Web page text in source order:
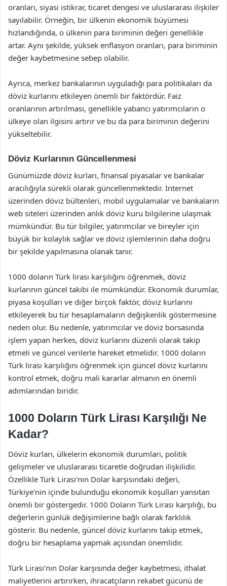
oranları, siyasi istikrar, ticaret dengesi ve uluslararası ilişkiler
sayılabilir. Örneğin, bir ülkenin ekonomik büyümesi
hızlandığında, o ülkenin para biriminin değeri genellikle
artar. Aynı şekilde, yüksek enflasyon oranları, para biriminin
değer kaybetmesine sebep olabilir.
Ayrıca, merkez bankalarının uyguladığı para politikaları da
döviz kurlarını etkileyen önemli bir faktördür. Faiz
oranlarının artırılması, genellikle yabancı yatırımcıların o
ülkeye olan ilgisini artırır ve bu da para biriminin değerini
yükseltebilir.
Döviz Kurlarının Güncellenmesi
Günümüzde döviz kurları, finansal piyasalar ve bankalar
aracılığıyla sürekli olarak güncellenmektedir. İnternet
üzerinden döviz bültenleri, mobil uygulamalar ve bankaların
web siteleri üzerinden anlık döviz kuru bilgilerine ulaşmak
mümkündür. Bu tür bilgiler, yatırımcılar ve bireyler için
büyük bir kolaylık sağlar ve döviz işlemlerinin daha doğru
bir şekilde yapılmasına olanak tanır.
1000 doların Türk lirası karşılığını öğrenmek, döviz
kurlarının güncel takibi ile mümkündür. Ekonomik durumlar,
piyasa koşulları ve diğer birçok faktör, döviz kurlarını
etkileyerek bu tür hesaplamaların değişkenlik göstermesine
neden olur. Bu nedenle, yatırımcılar ve döviz borsasında
işlem yapan herkes, döviz kurlarını düzenli olarak takip
etmeli ve güncel verilerle hareket etmelidir. 1000 doların
Türk lirası karşılığını öğrenmek için güncel döviz kurlarını
kontrol etmek, doğru mali kararlar almanın en önemli
adımlarından biridir.
1000 Doların Türk Lirası Karşılığı Ne
Kadar?
Döviz kurları, ülkelerin ekonomik durumları, politik
gelişmeler ve uluslararası ticaretle doğrudan ilişkilidir.
Özellikle Türk Lirası’nın Dolar karşısındaki değeri,
Türkiye’nin içinde bulunduğu ekonomik koşulları yansıtan
önemli bir göstergedir. 1000 Doların Türk Lirası karşılığı, bu
değerlerin günlük değişimlerine bağlı olarak farklılık
gösterir. Bu nedenle, güncel döviz kurlarını takip etmek,
doğru bir hesaplama yapmak açısından önemlidir.
Türk Lirası’nın Dolar karşısında değer kaybetmesi, ithalat
maliyetlerini artırırken, ihracatçıların rekabet gücünü de